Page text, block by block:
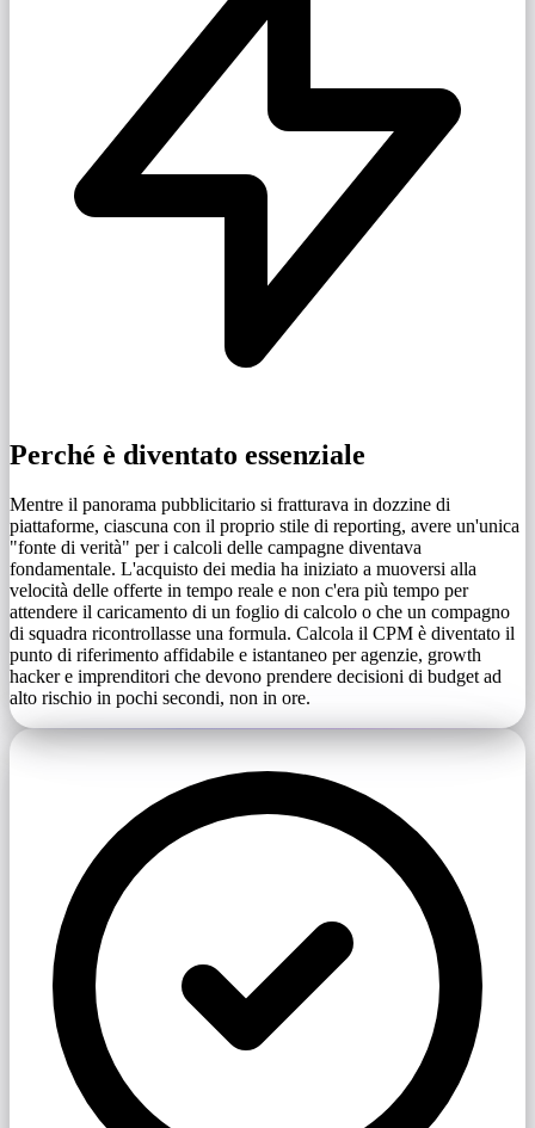
Perché è diventato essenziale
Mentre il panorama pubblicitario si fratturava in dozzine di
piattaforme, ciascuna con il proprio stile di reporting, avere un'unica
"fonte di verità" per i calcoli delle campagne diventava
fondamentale. L'acquisto dei media ha iniziato a muoversi alla
velocità delle offerte in tempo reale e non c'era più tempo per
attendere il caricamento di un foglio di calcolo o che un compagno
di squadra ricontrollasse una formula. Calcola il CPM è diventato il
punto di riferimento affidabile e istantaneo per agenzie, growth
hacker e imprenditori che devono prendere decisioni di budget ad
alto rischio in pochi secondi, non in ore.